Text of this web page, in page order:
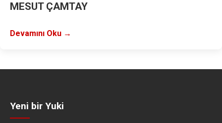
MESUT ÇAMTAY
Devamını Oku →
Yeni bir Yuki